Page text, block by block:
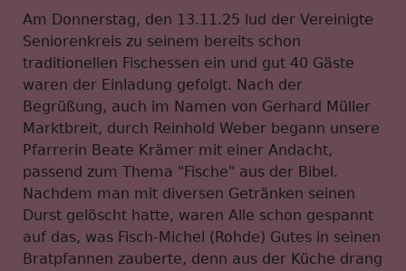
Am Donnerstag, den 13.11.25 lud der Vereinigte
Seniorenkreis zu seinem bereits schon
traditionellen Fischessen ein und gut 40 Gäste
waren der Einladung gefolgt. Nach der
Begrüßung, auch im Namen von Gerhard Müller
Marktbreit, durch Reinhold Weber begann unsere
Pfarrerin Beate Krämer mit einer Andacht,
passend zum Thema "Fische" aus der Bibel.
Nachdem man mit diversen Getränken seinen
Durst gelöscht hatte, waren Alle schon gespannt
auf das, was Fisch-Michel (Rohde) Gutes in seinen
Bratpfannen zauberte, denn aus der Küche drang